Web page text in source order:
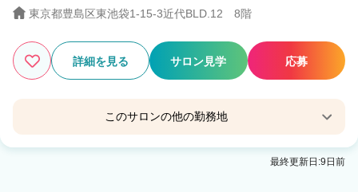
東京都豊島区東池袋1‐15‐3近代BLD.12 8階
詳細を見る サロン見学 応募
このサロンの他の勤務地
acoron.新宿
最終更新日:9日前